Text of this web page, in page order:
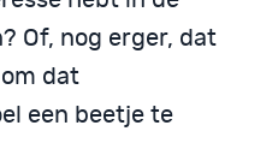
Of, nog erger, dat
dat
een beetje te